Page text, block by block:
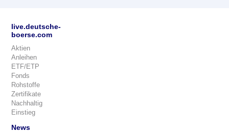
live.deutsche-
boerse.com
Aktien
Anleihen
ETF/ETP
Fonds
Rohstoffe
Zertifikate
Nachhaltig
Einstieg
News